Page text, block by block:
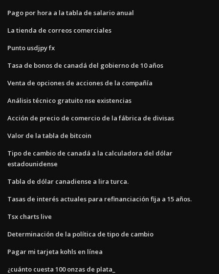
Pago por hora a la tabla de salario anual
La tienda de correos comerciales
Punto usdjpy fx
Tasa de bonos de canadá del gobierno de 10 años
Venta de opciones de acciones de la compañía
Análisis técnico gratuito nse existencias
Acción de precio de comercio de la fábrica de divisas
Valor de la tabla de bitcoin
Tipo de cambio de canadá a la calculadora del dólar
estadounidense
Tabla de dólar canadiense a lira turca.
Tasas de interés actuales para refinanciación fija a 15 años.
Tsx charts live
Determinación de la política de tipo de cambio
Pagar mi tarjeta kohls en línea
¿cuánto cuesta 100 onzas de plata_